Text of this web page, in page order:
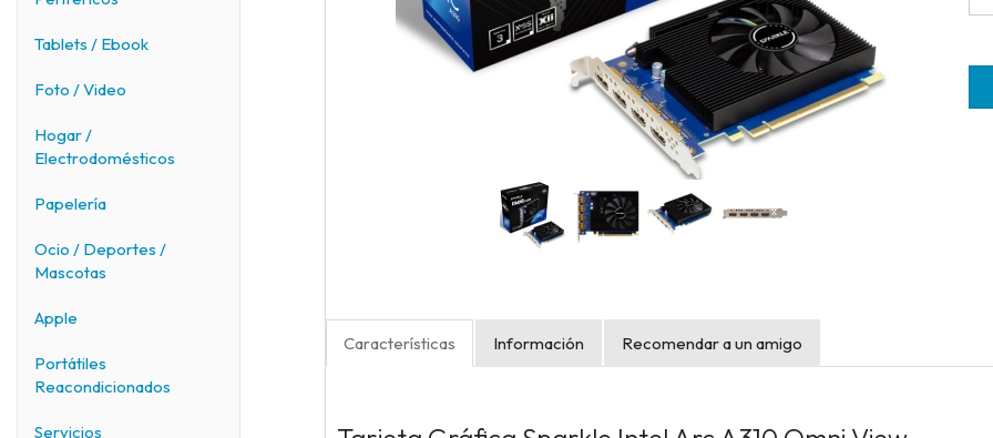
Tablets / Ebook
Foto / Video
Hogar /
Electrodomésticos
Papelería
Ocio / Deportes /
Mascotas
Apple
Portátiles
Reacondicionados
Servicios
Características Información Recomendar a un amigo